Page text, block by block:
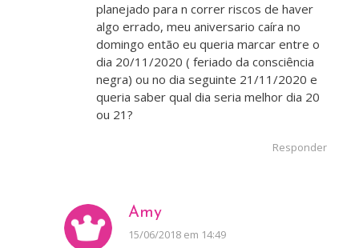
planejado para n correr riscos de haver
algo errado, meu aniversario caíra no
domingo então eu queria marcar entre o
dia 20/11/2020 ( feriado da consciência
negra) ou no dia seguinte 21/11/2020 e
queria saber qual dia seria melhor dia 20
ou 21?
Responder
Amy
disse:
15/06/2018 em 14:49